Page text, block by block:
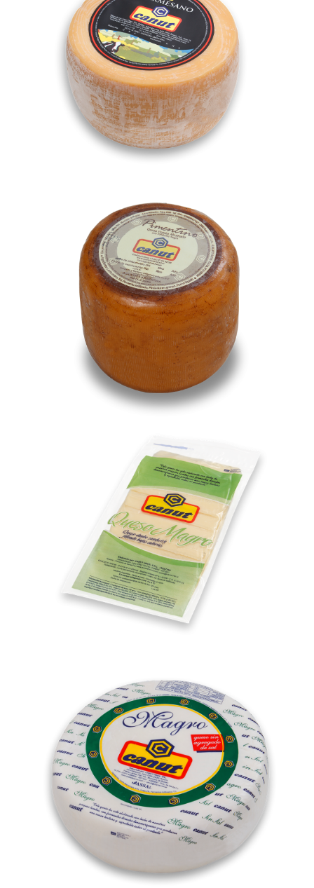
Pimentino Ahumado
Magro Feteado
Magro